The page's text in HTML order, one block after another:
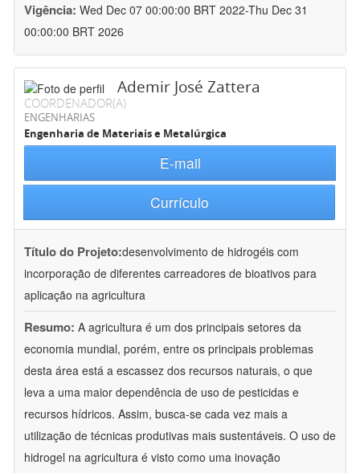
Vigência: Wed Dec 07 00:00:00 BRT 2022-Thu Dec 31
00:00:00 BRT 2026
Ademir José Zattera
COORDENADOR(A)
ENGENHARIAS
Engenharia de Materiais e Metalúrgica
E-mail
Currículo
Título do Projeto:desenvolvimento de hidrogéis com
incorporação de diferentes carreadores de bioativos para
aplicação na agricultura
Resumo: A agricultura é um dos principais setores da
economia mundial, porém, entre os principais problemas
desta área está a escassez dos recursos naturais, o que
leva a uma maior dependência de uso de pesticidas e
recursos hídricos. Assim, busca-se cada vez mais a
utilização de técnicas produtivas mais sustentáveis. O uso de
hidrogel na agricultura é visto como uma inovação